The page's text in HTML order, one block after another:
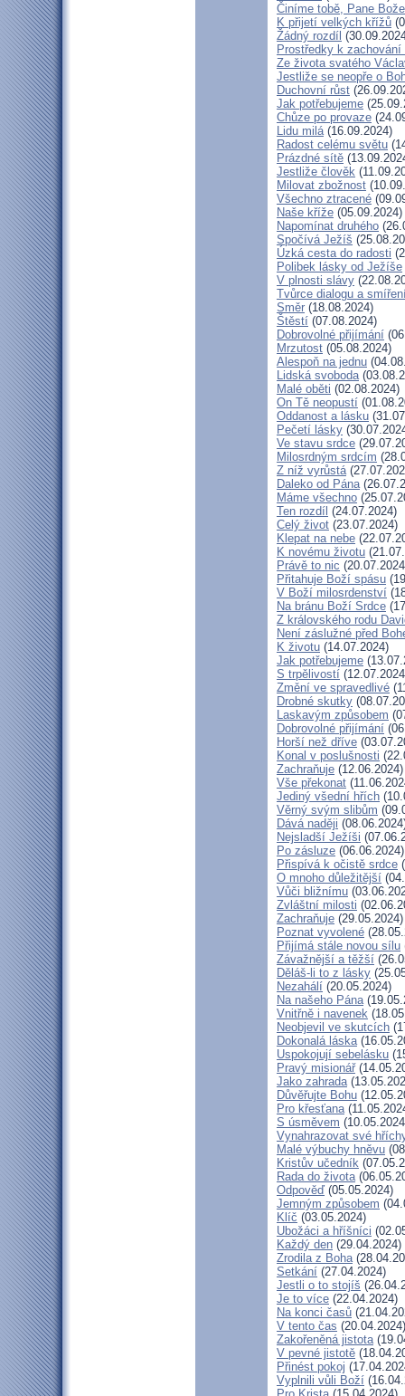
Činíme tobě, Pane
K přijetí velkých křížů
Žádný rozdíl
Prostředky k
Ze života svatého
Jestliže se neopře o
Duchovní růst
Jak potřebujeme
Chůze po provaze
Lidu milá(16.09.2024)
Radost celému světu
Prázdné sítě
Jestliže člověk
Milovat zbožnost
Všechno ztracené
Naše kříže (05.09.2024)
Napomínat druhého
Spočívá Ježíš
Úzká cesta do radosti
Polibek lásky od Ježíše
V plnosti slávy
Tvůrce dialogu a
Směr (18.08.2024)
Štěstí (07.08.2024)
Dobrovolné přijímání
Mrzutost (05.08.2024)
Alespoň na jednu
Lidská svoboda
Malé oběti (02.08.2024)
On Tě neopustí
Oddanost a lásku
Pečetí lásky
Ve stavu srdce
Milosrdným srdcím
Z níž vyrůstá
Daleko od Pána
Máme všechno
Ten rozdíl (24.07.2024)
Celý život (23.07.2024)
Klepat na nebe
K novému životu
Právě to nic
Přitahuje Boží spásu
V Boží milosrdenství
Na bránu Boží Srdce
Z královského rodu
Není záslužné před
K životu (14.07.2024)
Jak potřebujeme
S trpělivostí
Změní ve spravedlivé
Drobné skutky
Laskavým způsobem
Dobrovolné přijímání
Horší než dříve
Konal v poslušnosti
Zachraňuje (12.06.2024)
Vše překonat
Jediný všední hřích
Věrný svým slibům
Dává naději
Nejsladší Ježíši
Po zásluze (06.06.2024)
Přispívá k očistě srdce
O mnoho důležitější
Vůči bližnímu
Zvláštní milosti
Zachraňuje (29.05.2024)
Poznat vyvolené
Přijímá stále novou sílu
Závažnější a těžší
Děláš-li to z lásky
Nezahálí (20.05.2024)
Na našeho Pána
Vnitřně i navenek
Neobjevil ve skutcích
Dokonalá láska
Uspokojují sebelásku
Pravý misionář
Jako zahrada
Důvěřujte Bohu
Pro křesťana
S úsměvem
Vynahrazovat své
Malé výbuchy hněvu
Kristův učedník
Rada do života
Odpověď (05.05.2024)
Jemným způsobem
Klíč (03.05.2024)
Ubožáci a hříšníci
Každý den (29.04.2024)
Zrodila z Boha
Setkání (27.04.2024)
Jestli o to stojíš
Je to více (22.04.2024)
Na konci časů
V tento čas (20.04.2024)
Zakořeněná jistota
V pevné jistotě
Přinést pokoj
Vyplnili vůli Boží